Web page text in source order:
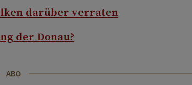
darüber verraten
der Donau?
ABO